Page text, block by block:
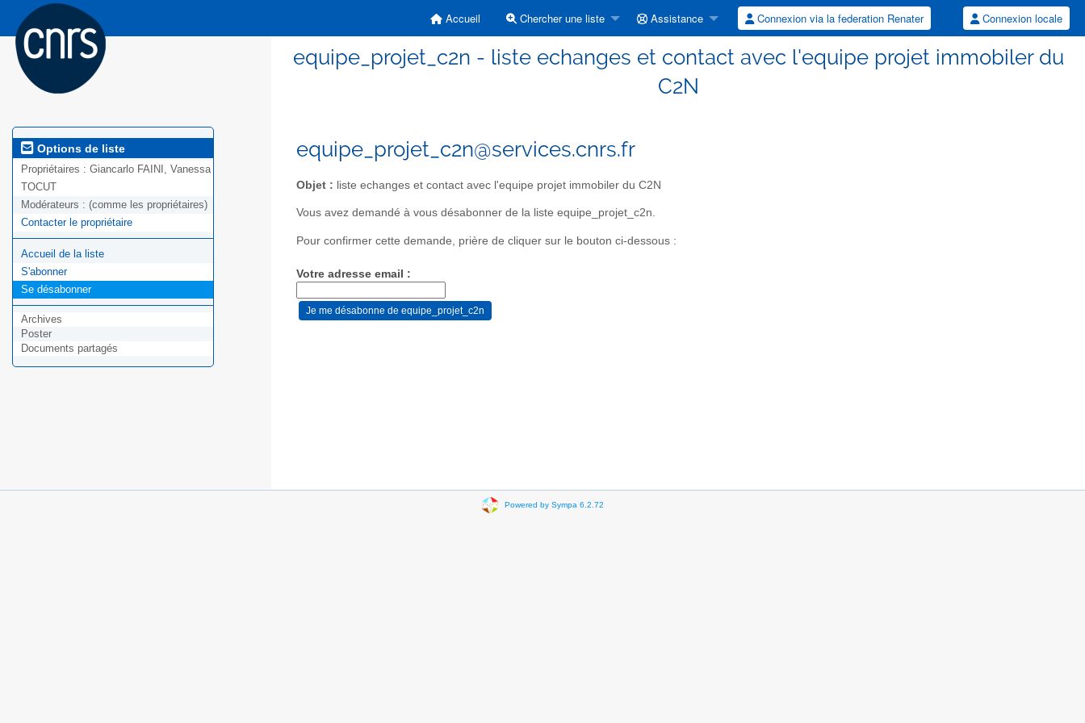
Accueil Chercher une liste Assistance Connexion via la federation Renater Connexion locale
equipe_projet_c2n - liste echanges et contact avec l'equipe projet immobiler du
C2N
Options de liste
Propriétaires : Giancarlo FAINI, Vanessa
TOCUT
Modérateurs : (comme les propriétaires)
Contacter le propriétaire
Accueil de la liste
S'abonner
Se désabonner
Archives
Poster
Documents partagés
equipe_projet_c2n@services.cnrs.fr
Objet : liste echanges et contact avec l'equipe projet immobiler du C2N
Vous avez demandé à vous désabonner de la liste equipe_projet_c2n.
Pour confirmer cette demande, prière de cliquer sur le bouton ci-dessous :
Votre adresse email :
Powered by Sympa 6.2.72